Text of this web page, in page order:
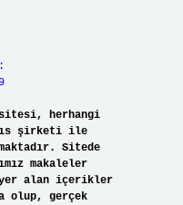
herhangi
şirketi ile
Sitede
makaleler
yer alan içerikler
olup, gerçek